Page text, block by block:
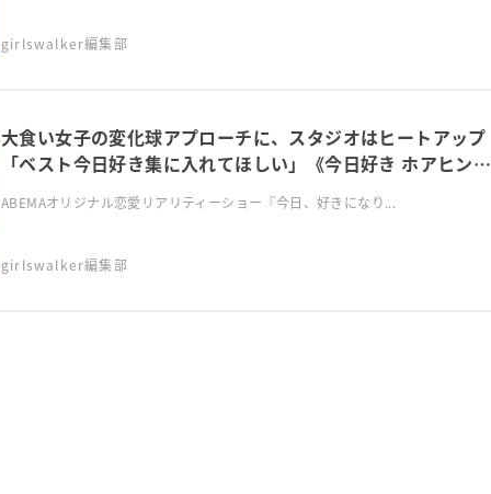
girlswalker編集部
大食い女子の変化球アプローチに、スタジオはヒートアップ
「ベスト今日好き集に入れてほしい」《今日好き ホアヒン編
ABEMAオリジナル恋愛リアリティーショー『今日、好きになり...
girlswalker編集部